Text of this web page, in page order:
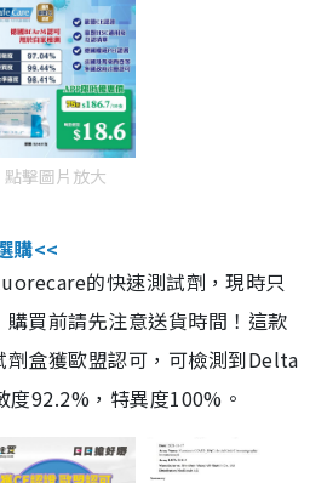
點擊圖片放大
購<<
的快速測試劑，現時只
買前請先注意送貨時間！這款
劑盒獲歐盟認可，可檢測到Delta
92.2%，特異度100%。